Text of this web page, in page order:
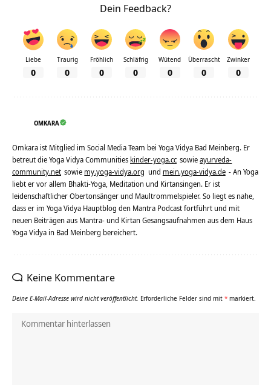
Dein Feedback?
Liebe
0
Traurig
0
Fröhlich
0
Schläfrig
0
Wütend
0
Überrascht
0
Zwinker
0
OMKARA
Omkara ist Mitglied im Social Media Team bei Yoga Vidya Bad Meinberg. Er
betreut die Yoga Vidya Communities kinder-yoga.cc sowieayurveda-
community.net sowie my.yoga-vidya.org und mein.yoga-vidya.de - An Yoga
liebt er vor allem Bhakti-Yoga, Meditation und Kirtansingen. Er ist
leidenschaftlicher Obertonsänger und Maultrommelspieler. So liegt es nahe,
dass er im Yoga Vidya Hauptblog den Mantra Podcast fortführt und mit
neuen Beiträgen aus Mantra- und Kirtan Gesangsaufnahmen aus dem Haus
Yoga Vidya in Bad Meinberg bereichert.
Keine Kommentare
Deine E-Mail-Adresse wird nicht veröffentlicht. Erforderliche Felder sind mit * markiert.